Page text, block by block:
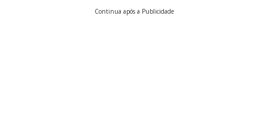
Continua após a Publicidade